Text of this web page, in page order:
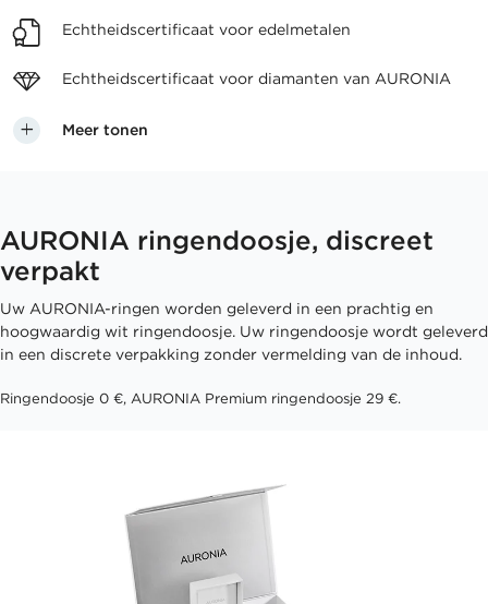
Echtheidscertificaat voor edelmetalen
Echtheidscertificaat voor diamanten van AURONIA
Meer tonen
AURONIA ringendoosje, discreet
verpakt
Uw AURONIA-ringen worden geleverd in een prachtig en
hoogwaardig wit ringendoosje. Uw ringendoosje wordt geleverd
in een discrete verpakking zonder vermelding van de inhoud.
Ringendoosje 0 €, AURONIA Premium ringendoosje 29 €.